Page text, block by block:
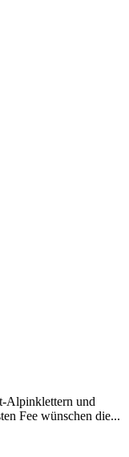
Alpinklettern und
Fee wünschen die...